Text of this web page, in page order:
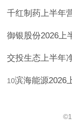
千红制药上半年
御银股份2026上
交投生态上半年
10滨海能源2026